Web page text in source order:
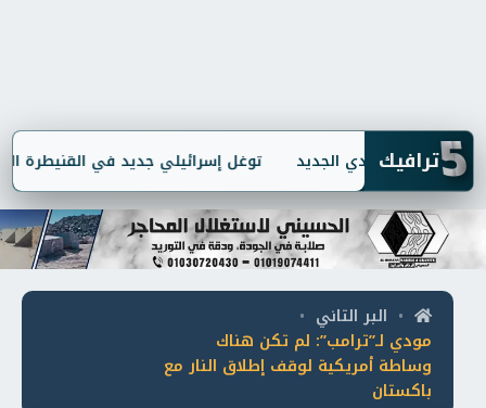
5ترافيك توغل إسرائيلي جديد في القنيطرة
• البر التاني •
مودي لـ”ترامب”: لم تكن هناك
وساطة أمريكية لوقف إطلاق النار مع
باكستان